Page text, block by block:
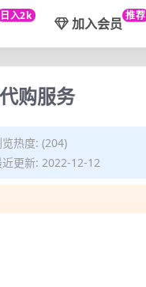
日入2k 加入会员 推荐
购服务
览热度: (204)
近更新: 2022-12-12